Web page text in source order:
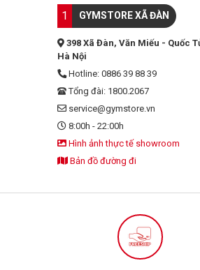
1 GYMSTORE XÃ ĐÀN
398 Xã Đàn, Văn Miếu - Quốc
Hà Nội
Hotline: 0886 39 88 39
Tổng đài: 1800.2067
service@gymstore.vn
8:00h - 22:00h
Hình ảnh thực tế showroom
Bản đồ đường đi